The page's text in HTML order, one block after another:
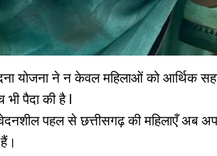
योजना ने न केवल महिलाओं को आर्थिक
पैदा की है l
पहल से छत्तीसगढ़ की महिलाएँ अब